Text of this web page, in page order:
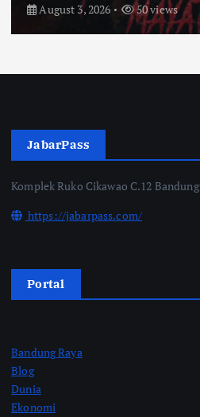
July 31, 2026 55 views
JabarPass
Komplek Ruko Cikawao C.12 Bandung
https://jabarpass.com/
Portal
Bandung Raya
Blog
Dunia
Ekonomi